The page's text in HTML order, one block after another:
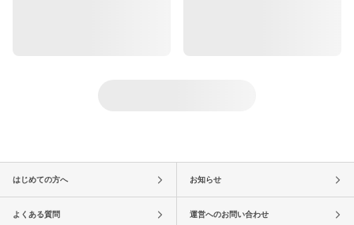
はじめての方へ お知らせ
よくある質問 運営へのお問い合わせ